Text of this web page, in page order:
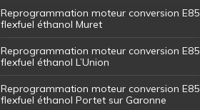
Reprogrammation moteur conversion E85
flexfuel éthanol Muret
Reprogrammation moteur conversion E85
flexfuel éthanol L’Union
Reprogrammation moteur conversion E85
flexfuel éthanol Portet sur Garonne